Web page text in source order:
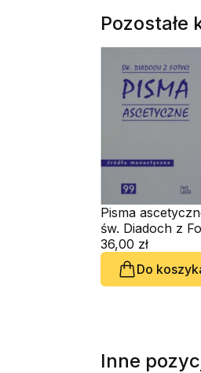
Pozostałe
Pisma
św. Diadoch z
36,00 zł
Do
Inne